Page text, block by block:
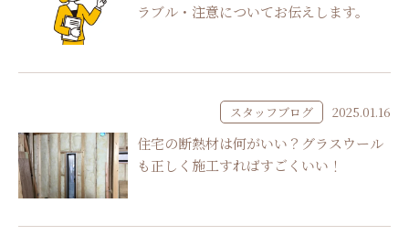
ラブル・注意についてお伝えします。
スタッフブログ 2025.01.16
住宅の断熱材は何がいい？グラスウール
も正しく施工すればすごくいい！